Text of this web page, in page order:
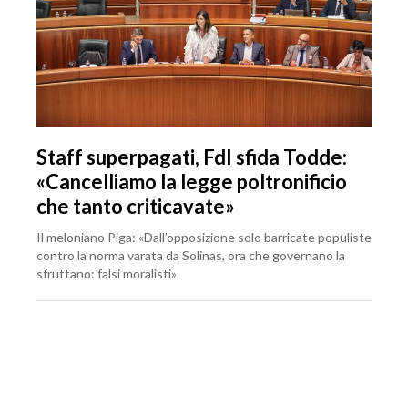
Staff superpagati, FdI sfida Todde:
«Cancelliamo la legge poltronificio
che tanto criticavate»
Il meloniano Piga: «Dall’opposizione solo barricate populiste
contro la norma varata da Solinas, ora che governano la
sfruttano: falsi moralisti»